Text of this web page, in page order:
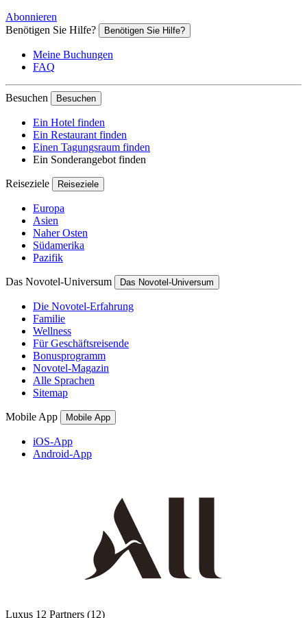
Abonnieren
Benötigen Sie Hilfe?
Benötigen Sie Hilfe?
Meine Buchungen
FAQ
Besuchen Besuchen
Ein Hotel finden
Ein Restaurant finden
Einen Tagungsraum finden
Ein Sonderangebot finden
Reiseziele Reiseziele
Europa
Asien
Naher Osten
Südamerika
Pazifik
Das Novotel-Universum Das Novotel-Universum
Die Novotel-Erfahrung
Familie
Wellness
Für Geschäftsreisende
Bonusprogramm
Novotel-Magazin
Alle Sprachen
Sitemap
Mobile App Mobile App
iOS-App
Android-App
Luxus 12 Partners (12)